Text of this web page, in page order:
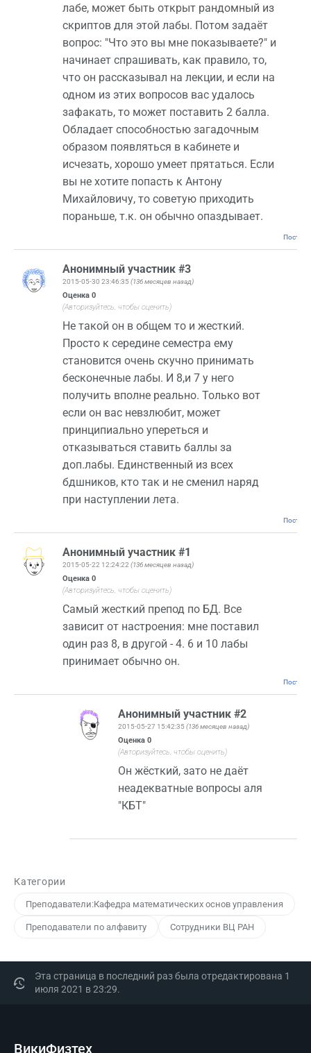
лабе, может быть открыт рандомный из
скриптов для этой лабы. Потом задаёт
вопрос: "Что это вы мне показываете?" и
начинает спрашивать, как правило, то,
что он рассказывал на лекции, и если на
одном из этих вопросов вас удалось
зафакать, то может поставить 2 балла.
Обладает способностью загадочным
образом появляться в кабинете и
исчезать, хорошо умеет прятаться. Если
вы не хотите попасть к Антону
Михайловичу, то советую приходить
пораньше, т.к. он обычно опаздывает.
Анонимный участник #3
2015-05-30 23:46:35 (136 месяцев назад)
Оценка 0
(Авторизуйтесь, чтобы оценить)
Не такой он в общем то и жесткий.
Просто к середине семестра ему
становится очень скучно принимать
бесконечные лабы. И 8,и 7 у него
получить вполне реально. Только вот
если он вас невзлюбит, может
принципиально упереться и
отказываться ставить баллы за
доп.лабы. Единственный из всех
бдшников, кто так и не сменил наряд
при наступлении лета.
Анонимный участник #1
2015-05-22 12:24:22 (136 месяцев назад)
Оценка 0
(Авторизуйтесь, чтобы оценить)
Самый жесткий препод по БД. Все
зависит от настроения: мне поставил
один раз 8, в другой - 4. 6 и 10 лабы
принимает обычно он.
Анонимный участник #2
2015-05-27 15:42:35(136 месяцев назад)
Оценка0
(Авторизуйтесь, чтобы оценить)
Он жёсткий, зато не даёт
неадекватные вопросы аля
"КБТ"
Категории
Преподаватели:Кафедра математических основ управления
Преподаватели по алфавиту Сотрудники ВЦ РАН
Эта страница в последний раз была отредактирована 1
июля 2021 в 23:29.
ВикиФизтех